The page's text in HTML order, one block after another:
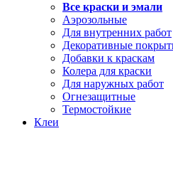
Все краски и эмали
Аэрозольные
Для внутренних работ
Декоративные
Добавки к краскам
Колера для краски
Для наружных работ
Огнезащитные
Термостойкие
Клеи